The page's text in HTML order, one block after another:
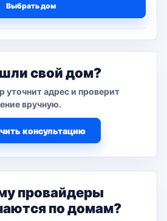
Выбрать дом
свой дом?
уточнит адрес и проверит
вручную.
консультацию
провайдеры
по домам?